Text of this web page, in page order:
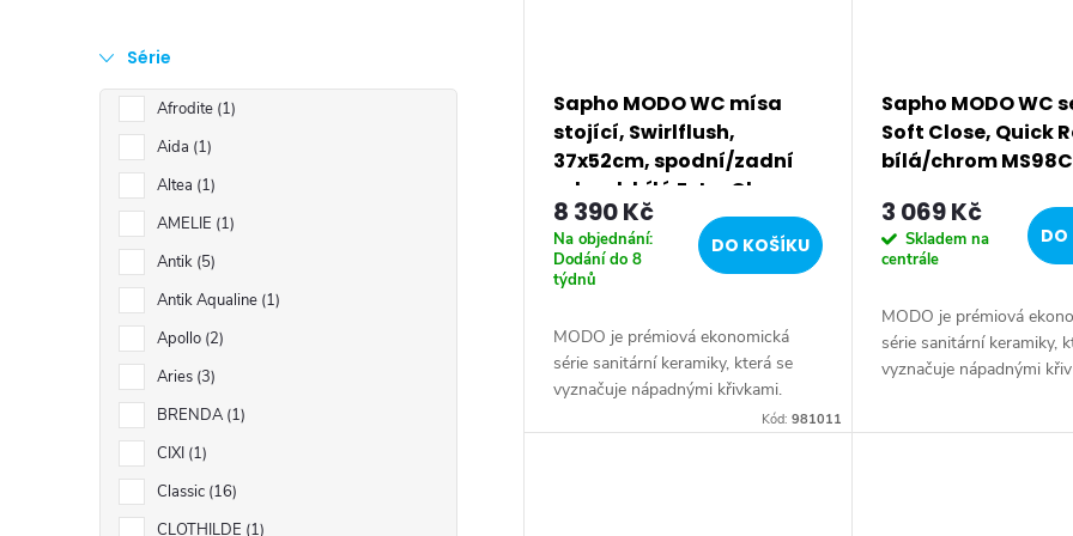
Série
Afrodite 1
Aida 1
Altea 1
AMELIE 1
Antik 5
Antik Aqualine 1
Apollo 2
Aries 3
BRENDA 1
CIXI 1
Classic 16
CLOTHILDE 1
Sapho MODO WC mísa
stojící, Swirlflush,
37x52cm, spodní/zadní
odpad, bílá ExtraGlaze
981011
8 390 Kč
Na objednání:
Dodání do 8
týdnů
DO KOŠÍKU
MODO je prémiová ekonomická
série sanitární keramiky, která se
vyznačuje nápadnými křivkami.
Produkty jsou neutrální, přesto
Kód:981011
Sapho MODO WC
Soft Close, Quick
bílá/chrom
3 069 Kč
Skladem na
centrále
DO
MODO je prémiová
série sanitární keramiky,
vyznačuje nápadnými